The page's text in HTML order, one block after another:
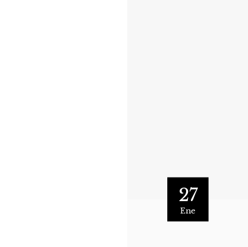
27
Ene